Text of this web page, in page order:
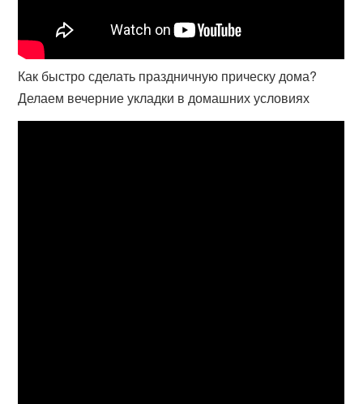
Как быстро сделать праздничную прическу дома?
Делаем вечерние укладки в домашних условиях